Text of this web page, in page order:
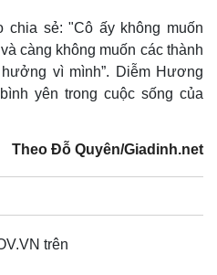
chia sẻ: "Cô ấy không muốn
càng không muốn các thành
vì mình”. Diễm Hương
yên trong cuộc sống của
Theo Đỗ Quyên/Giadinh.net
trên